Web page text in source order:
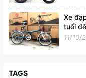
Xe
tuổi
11/10/
TAGS